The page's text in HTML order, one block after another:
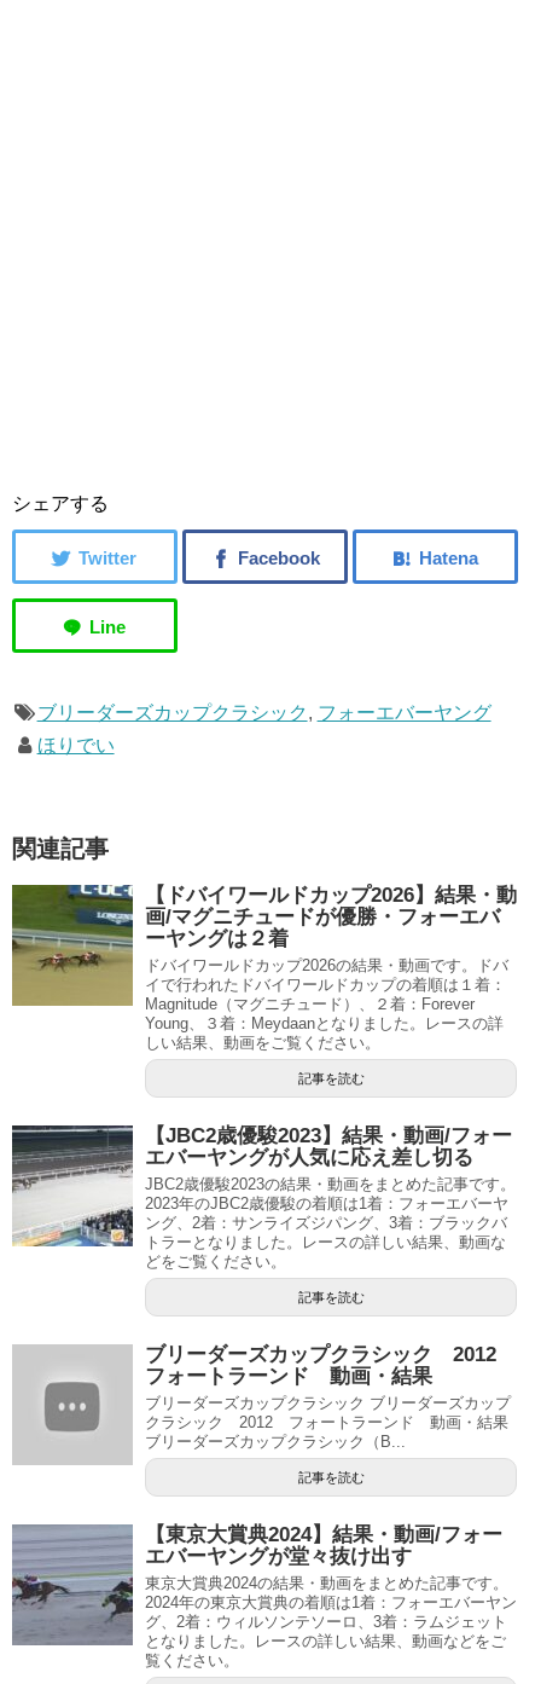
シェアする
ブリーダーズカップクラシック , フォーエバーヤング
ほりでい
関連記事
【ドバイワールドカップ2026】結果・動
画/マグニチュードが優勝・フォーエバ
ーヤングは２着
ドバイワールドカップ2026の結果・動画です。ドバ
イで行われたドバイワールドカップの着順は１着：
Magnitude（マグニチュード）、２着：Forever
Young、３着：Meydaanとなりました。レースの詳
しい結果、動画をご覧ください。
記事を読む
【JBC2歳優駿2023】結果・動画/フォー
エバーヤングが人気に応え差し切る
JBC2歳優駿2023の結果・動画をまとめた記事です。
2023年のJBC2歳優駿の着順は1着：フォーエバーヤ
ング、2着：サンライズジパング、3着：ブラックバ
トラーとなりました。レースの詳しい結果、動画な
どをご覧ください。
記事を読む
ブリーダーズカップクラシック 2012
フォートラーンド 動画・結果
ブリーダーズカップクラシック ブリーダーズカップ
クラシック 2012 フォートラーンド 動画・結果
ブリーダーズカップクラシック（B...
記事を読む
【東京大賞典2024】結果・動画/フォー
エバーヤングが堂々抜け出す
東京大賞典2024の結果・動画をまとめた記事です。
2024年の東京大賞典の着順は1着：フォーエバーヤン
グ、2着：ウィルソンテソーロ、3着：ラムジェット
となりました。レースの詳しい結果、動画などをご
覧ください。